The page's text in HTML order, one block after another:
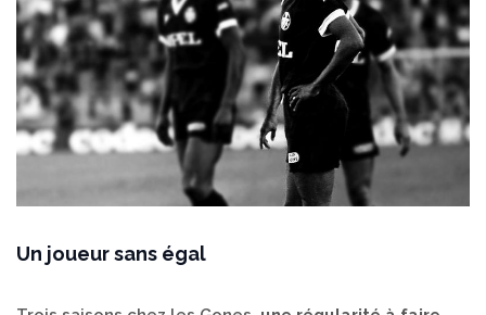
Un joueur sans égal